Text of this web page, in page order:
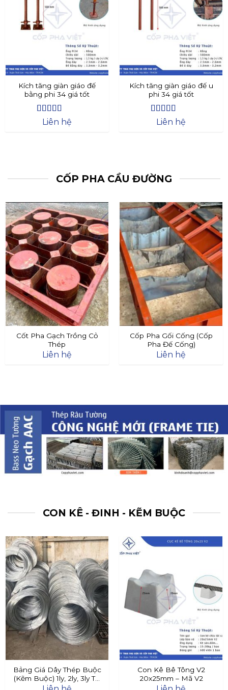
Kích tăng giàn giáo đế
bằng phi 34 giá tốt
Được xếp
5
Liên hệ
Kích tăng giàn giáo đế u
phi 34 giá tốt
Được xếp
5
Liên hệ
CỐP PHA CẦU ĐƯỜNG
Cốt Pha Gạch Trồng Cỏ
Thép
Liên hệ
Cốp Pha Gối Cống (Cốp
Pha Đế Cống)
Liên hệ
CON KÊ - ĐINH - KẼM BUỘC
Bảng Giá Dây Thép Buộc
(Kẽm Buộc) 1ly, 2ly, 3ly Tại
Đây
Con Kê Bê Tông V2
20x25mm – Mã V2